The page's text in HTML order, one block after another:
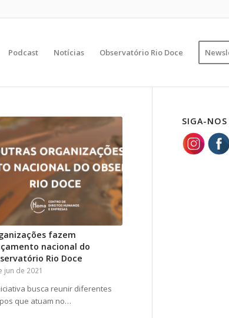
Podcast Notícias Observatório Rio Doce
fazem
nacional do
Rio Doce
jun de 2021
busca reunir diferentes
que atuam no…
SIGA-NOS